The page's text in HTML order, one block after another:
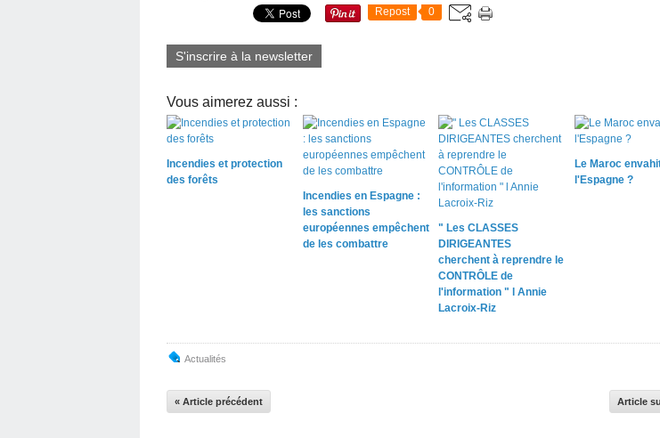
Repost 0
S'inscrire à la newsletter
Vous aimerez aussi :
Incendies et protection
des forêts
Incendies en Espagne :
les sanctions
européennes empêchent
de les combattre
" Les CLASSES
DIRIGEANTES
cherchent à reprendre le
CONTRÔLE de
l'information " l Annie
Lacroix-Riz
Le Maroc
l'Espagne ?
Actualités
« Article précédent Article